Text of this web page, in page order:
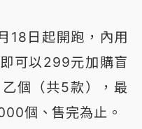
18日起開跑，內用
可以299元加購盲
個（共5款），最
個、售完為止。